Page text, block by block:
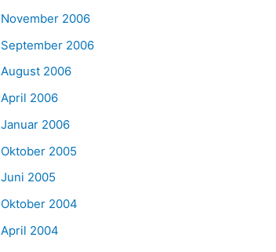
November 2006
September 2006
August 2006
April 2006
Januar 2006
Oktober 2005
Juni 2005
Oktober 2004
April 2004